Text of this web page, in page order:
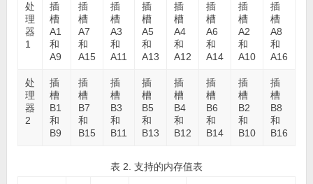
处
理
器
1
插
槽
A1
和
A9
插
槽
A7
和
A15
插
槽
A3
和
A11
插
槽
A5
和
A13
插
槽
A4
和
A12
插
槽
A6
和
A14
插
槽
A2
和
A10
插
槽
A8
和
A16
处
理
器
2
插
槽
B1
和
B9
插
槽
B7
和
B15
插
槽
B3
和
B11
插
槽
B5
和
B13
插
槽
B4
和
B12
插
槽
B6
和
B14
插
槽
B2
和
B10
插
槽
B8
和
B16
表 2. 支持的内存值表